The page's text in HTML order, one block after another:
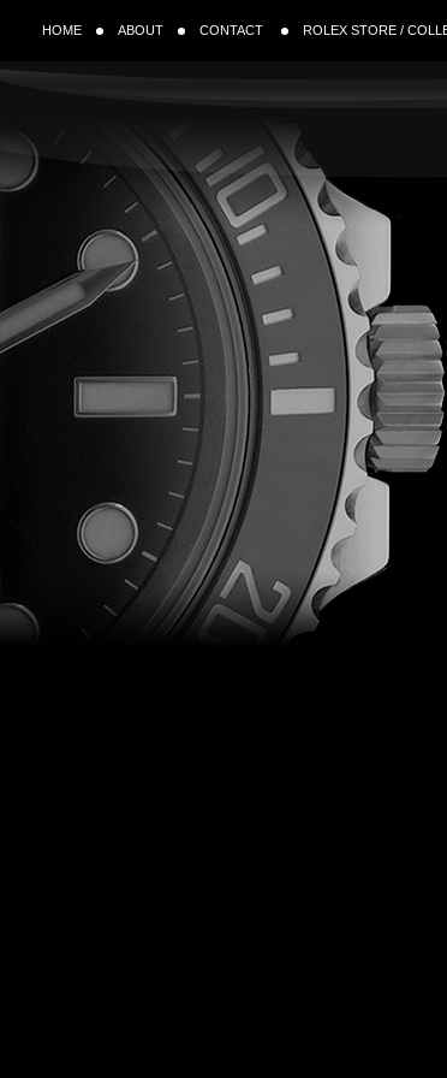
HOME ABOUT CONTACT ROLEX STORE /